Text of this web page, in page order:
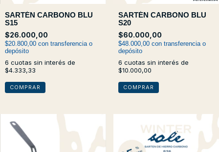
SARTÉN CARBONO BLU
S15
$26.000,00
$20.800,00 con transferencia o
depósito
6 cuotas sin interés de
$4.333,33
SARTÉN CARBONO BLU
S20
$60.000,00
$48.000,00 con transferencia o
depósito
6 cuotas sin interés de
$10.000,00